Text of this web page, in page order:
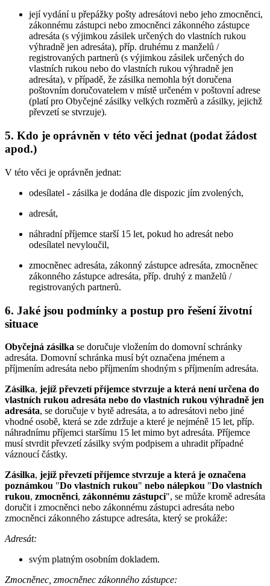
její vydání u přepážky pošty adresátovi nebo jeho zmocněnci,
zákonnému zástupci nebo zmocněnci zákonného zástupce
adresáta (s výjimkou zásilek určených do vlastních rukou
výhradně jen adresáta), příp. druhému z manželů /
registrovaných partnerů (s výjimkou zásilek určených do
vlastních rukou nebo do vlastních rukou výhradně jen
adresáta), v případě, že zásilka nemohla být doručena
poštovním doručovatelem v místě určeném v poštovní adrese
(platí pro Obyčejné zásilky velkých rozměrů a zásilky, jejichž
převzetí se stvrzuje).
5. Kdo je oprávněn v této věci jednat (podat žádost
apod.)
V této věci je oprávněn jednat:
odesílatel - zásilka je dodána dle dispozic jím zvolených,
adresát,
náhradní příjemce starší 15 let, pokud ho adresát nebo
odesílatel nevyloučil,
zmocněnec adresáta, zákonný zástupce adresáta, zmocněnec
zákonného zástupce adresáta, příp. druhý z manželů /
registrovaných partnerů.
6. Jaké jsou podmínky a postup pro řešení životní
situace
Obyčejná zásilka se doručuje vložením do domovní schránky
adresáta. Domovní schránka musí být označena jménem a
příjmením adresáta nebo příjmením shodným s příjmením adresáta.
Zásilka, jejíž převzetí příjemce stvrzuje a která není určena do
vlastních rukou adresáta nebo do vlastních rukou výhradně jen
adresáta, se doručuje v bytě adresáta, a to adresátovi nebo jiné
vhodné osobě, která se zde zdržuje a které je nejméně 15 let, příp.
náhradnímu příjemci staršímu 15 let mimo byt adresáta. Příjemce
musí stvrdit převzetí zásilky svým podpisem a uhradit případné
váznoucí částky.
Zásilka, jejíž převzetí příjemce stvrzuje a která je označena
poznámkou "Do vlastních rukou" nebo nálepkou "Do vlastních
rukou, zmocněnci, zákonnému zástupci", se může kromě adresáta
doručit i zmocněnci nebo zákonnému zástupci adresáta nebo
zmocněnci zákonného zástupce adresáta, který se prokáže:
Adresát:
svým platným osobním dokladem.
Zmocněnec, zmocněnec zákonného zástupce: